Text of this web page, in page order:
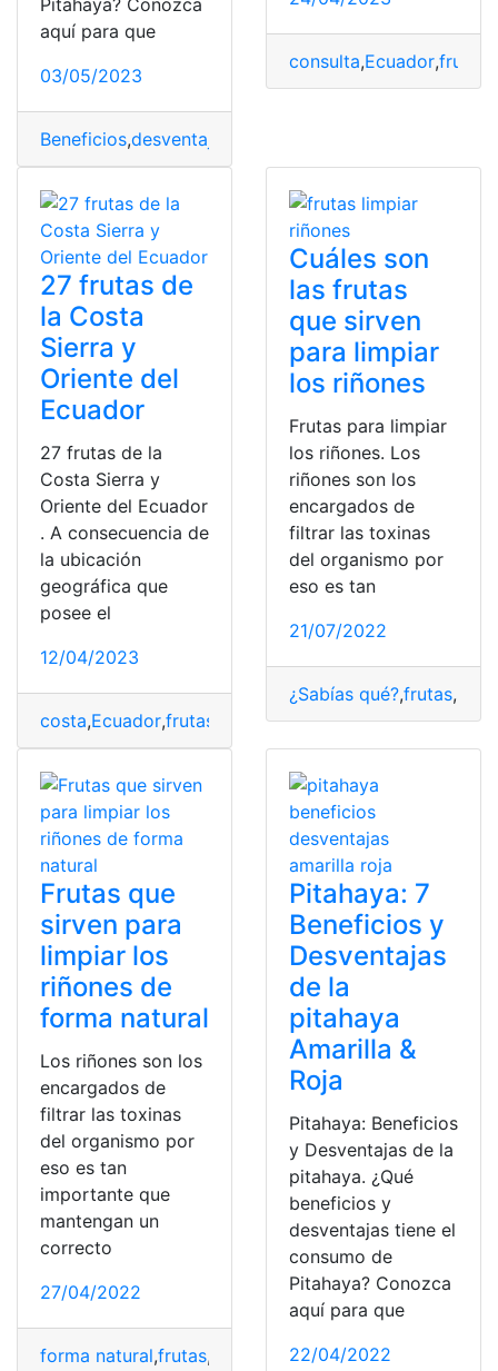
Pitahaya? Conozca
aquí para que
03/05/2023
Beneficios,desventajas
consulta,Ecuador,frutas
27 frutas de
la Costa
Sierra y
Oriente del
Ecuador
27 frutas de la
Costa Sierra y
Oriente del Ecuador
. A consecuencia de
la ubicación
geográfica que
posee el
12/04/2023
costa,Ecuador,frutas Oriente,Sierra
Cuáles son
las frutas
que sirven
para limpiar
los riñones
Frutas para limpiar
los riñones. Los
riñones son los
encargados de
filtrar las toxinas
del organismo por
eso es tan
21/07/2022
¿Sabías qué?,frutas,
Frutas que
sirven para
limpiar los
riñones de
forma natural
Los riñones son los
encargados de
filtrar las toxinas
del organismo por
eso es tan
importante que
mantengan un
correcto
27/04/2022
forma natural,frutas, riñones,Salud
Pitahaya: 7
Beneficios y
Desventajas
de la
pitahaya
Amarilla &
Roja
Pitahaya: Beneficios
y Desventajas de la
pitahaya. ¿Qué
beneficios y
desventajas tiene el
consumo de
Pitahaya? Conozca
aquí para que
22/04/2022